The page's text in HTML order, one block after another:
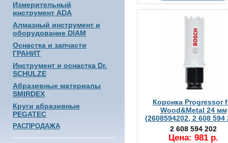
Измерительный
инструмент ADA
Алмазный инструмент и
оборудование DIAM
Оснастка и запчасти
ГРАНИТ
Инструмент и оснастка Dr.
SCHULZE
Абразивные материалы
SMIRDEX
Круги абразивные
PEGATEC
РАСПРОДАЖА
Коронка Progressor
Wood&Metal 24 мм
(2608594202, 2 608 594
2 608 594 202
Цена: 981 р.